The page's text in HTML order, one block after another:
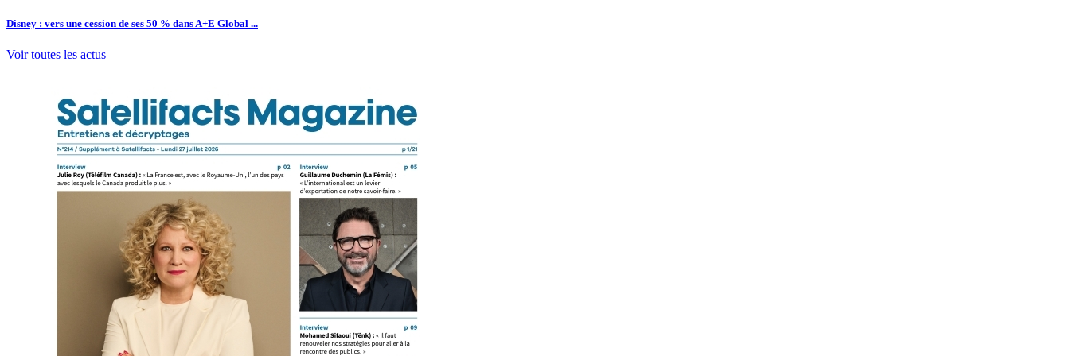
Disney : vers une cession de ses 50 % dans A+E Global ...
Voir toutes les actus